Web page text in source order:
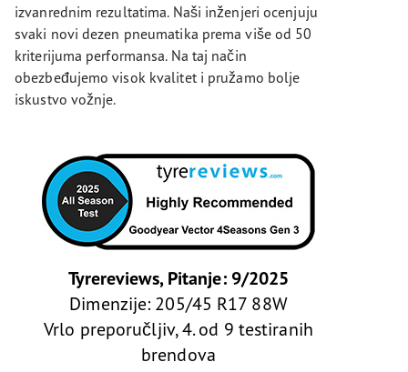
izvanrednim rezultatima. Naši inženjeri ocenjuju
svaki novi dezen pneumatika prema više od 50
kriterijuma performansa. Na taj način
obezbeđujemo visok kvalitet i pružamo bolje
iskustvo vožnje.
Tyrereviews, Pitanje: 9/2025
Dimenzije: 205/45 R17 88W
Vrlo preporučljiv, 4. od 9 testiranih
brendova